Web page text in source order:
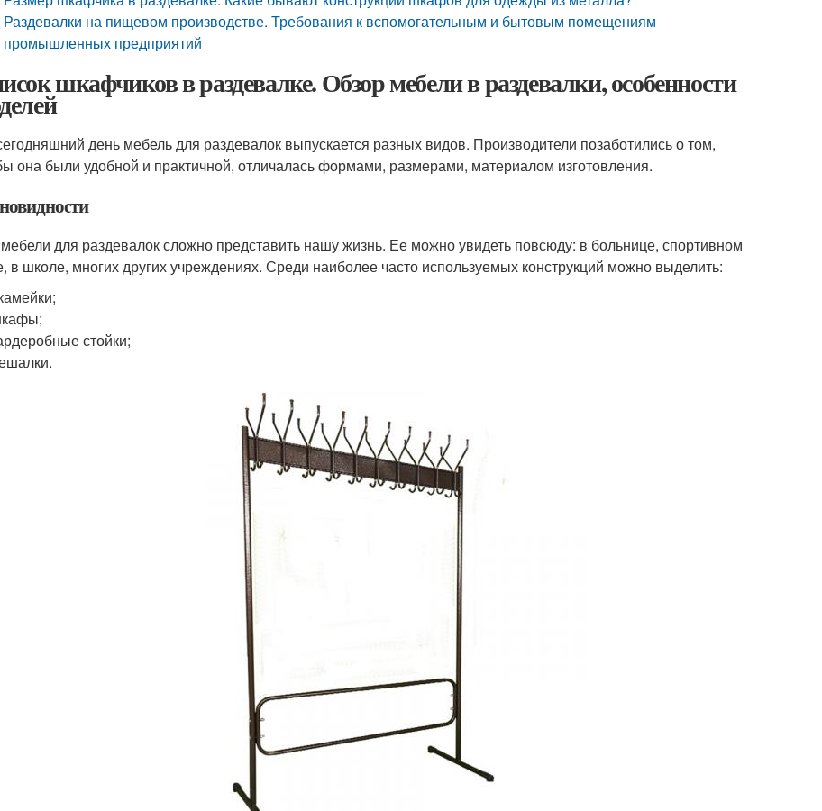
Раздевалки на пищевом производстве. Требования к вспомогательным и бытовым помещениям
промышленных предприятий
шкафчиков в раздевалке. Обзор мебели в раздевалки, особенности
день мебель для раздевалок выпускается разных видов. Производители позаботились о том,
она были удобной и практичной, отличалась формами, размерами, материалом изготовления.
для раздевалок сложно представить нашу жизнь. Ее можно увидеть повсюду: в больнице, спортивном
в школе, многих других учреждениях. Среди наиболее часто используемых конструкций можно выделить:
стойки;